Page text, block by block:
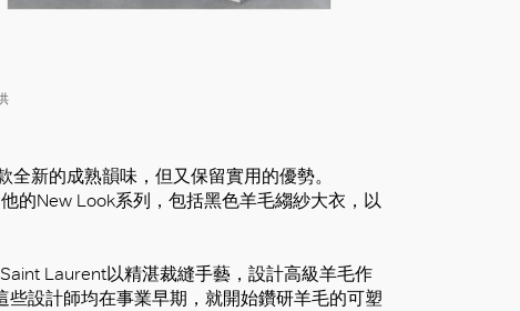
新的成熟韻味，但又保留實用的優勢。
的New Look系列，包括黑色羊毛縐紗大衣，以
Laurent以精湛裁縫手藝，設計高級羊毛作
設計師均在事業早期，就開始鑽研羊毛的可塑